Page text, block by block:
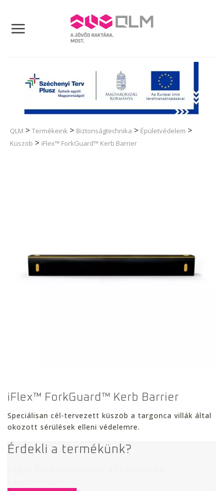
content
QLM > Termékeink > Biztonságtechnika > Épületvédelem >
Küszöb > iFlex™ ForkGuard™ Kerb Barrier
iFlex™ ForkGuard™ Kerb Barrier
Speciálisan cél-tervezett küszöb a targonca villák által
okozott sérülések elleni védelemre.
Érdekli a termékünk?